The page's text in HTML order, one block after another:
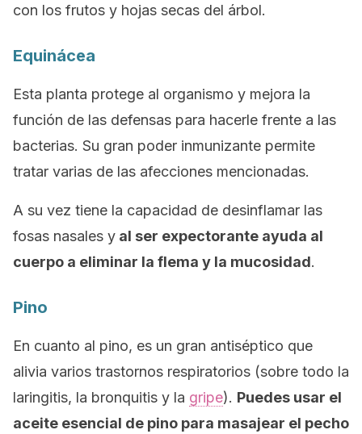
con los frutos y hojas secas del árbol.
Equinácea
Esta planta protege al organismo y mejora la
función de las defensas para hacerle frente a las
bacterias. Su gran poder inmunizante permite
tratar varias de las afecciones mencionadas.
A su vez tiene la capacidad de desinflamar las
fosas nasales y al ser expectorante ayuda al
cuerpo a eliminar la flema y la mucosidad.
Pino
En cuanto al pino, es un gran antiséptico que
alivia varios trastornos respiratorios (sobre todo la
laringitis, la bronquitis y la gripe). Puedes usar el
aceite esencial de pino para masajear el pecho